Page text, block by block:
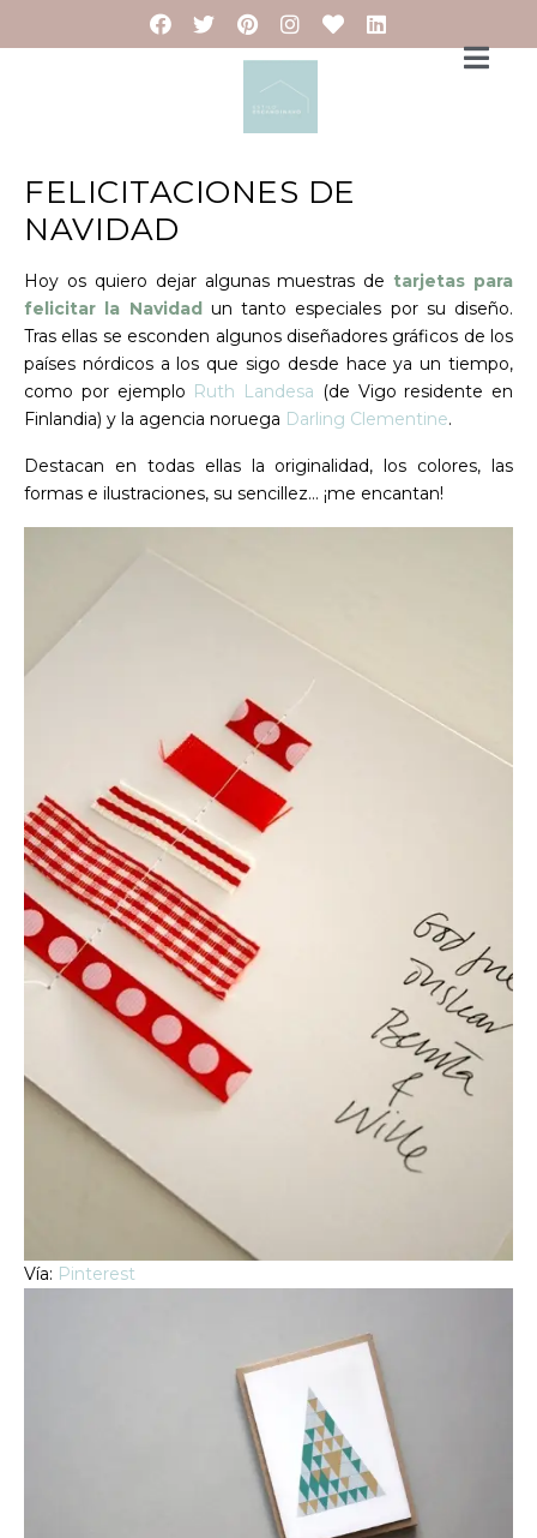
FELICITACIONES DE
NAVIDAD
Hoy os quiero dejar algunas muestras de tarjetas para
felicitar la Navidadun tanto especiales por su diseño.
Tras ellas se esconden algunos diseñadores gráficos de los
países nórdicos a los que sigo desde hace ya un tiempo,
como por ejemplo Ruth Landesa (de Vigo residente en
Finlandia) y la agencia noruega Darling Clementine.
Destacan en todas ellas la originalidad, los colores, las
formas e ilustraciones, su sencillez… ¡me encantan!
Vía: Pinterest